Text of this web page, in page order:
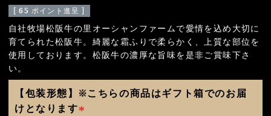
[ 65 ポイント進呈 ]
自社牧場松阪牛の里オーシャンファームで愛情を込め大切に
育てられた松阪牛。綺麗な霜ふりで柔らかく、上質な部位を
使用しております。松阪牛の濃厚な旨味を是非ご賞味下さ
い。
【包装形態】※こちらの商品はギフト箱でのお届
けとなります